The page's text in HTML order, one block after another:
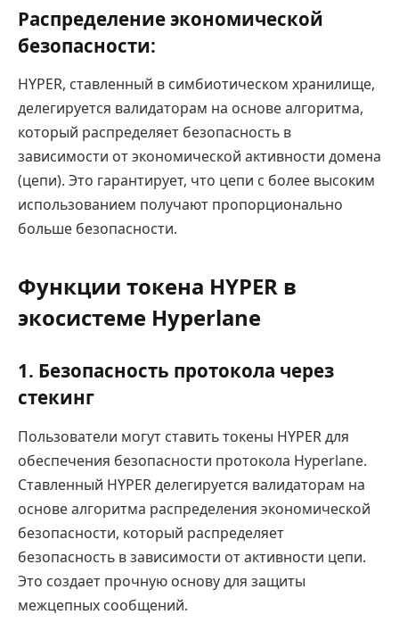
Распределение экономической
безопасности:
HYPER, ставленный в симбиотическом хранилище,
делегируется валидаторам на основе алгоритма,
который распределяет безопасность в
зависимости от экономической активности домена
(цепи). Это гарантирует, что цепи с более высоким
использованием получают пропорционально
больше безопасности.
Функции токена HYPER в
экосистеме Hyperlane
1. Безопасность протокола через
стекинг
Пользователи могут ставить токены HYPER для
обеспечения безопасности протокола Hyperlane.
Ставленный HYPER делегируется валидаторам на
основе алгоритма распределения экономической
безопасности, который распределяет
безопасность в зависимости от активности цепи.
Это создает прочную основу для защиты
межцепных сообщений.